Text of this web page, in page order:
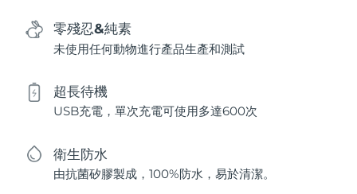
零殘忍&純素
未使用任何動物進行產品生產和測試
超長待機
USB充電，單次充電可使用多達600次
衛生防水
由抗菌矽膠製成，100%防水，易於清潔。